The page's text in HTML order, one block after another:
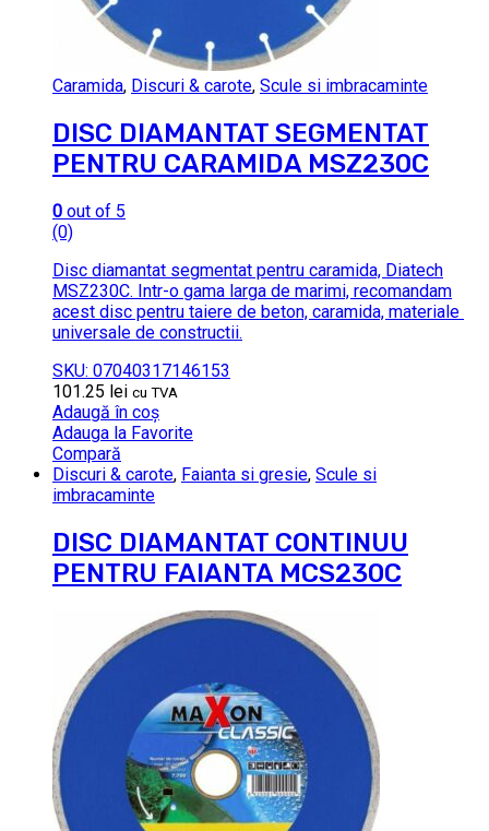
Caramida, Discuri & carote, Scule si imbracaminte
DISC DIAMANTAT SEGMENTAT
PENTRU CARAMIDA MSZ230C
0 out of 5
(0)
Disc diamantat segmentat pentru caramida, Diatech
MSZ230C. Intr-o gama larga de marimi, recomandam
acest disc pentru taiere de beton, caramida, materiale
universale de constructii.
SKU: 07040317146153
101.25 lei cu TVA
Adaugă în coș
Adauga la Favorite
Compară
Discuri & carote, Faianta si gresie, Scule si
imbracaminte
DISC DIAMANTAT CONTINUU
PENTRU FAIANTA MCS230C